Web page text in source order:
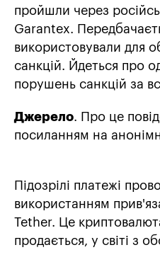
пройшли через
Garantex.
використовували для
санкцій. Йдеться про
порушень санкцій за
Джерело. Про це
посиланням на
Підозрілі платежі
використанням
Tether. Це
продається, у світі з